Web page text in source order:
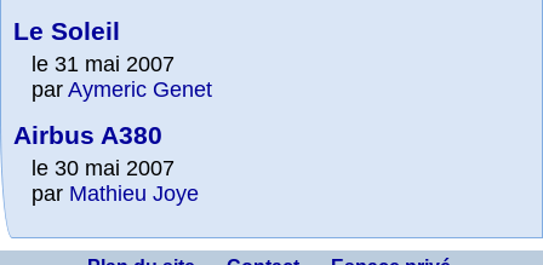
Le Soleil
le 31 mai 2007
par Aymeric Genet
Airbus A380
le 30 mai 2007
par Mathieu Joye